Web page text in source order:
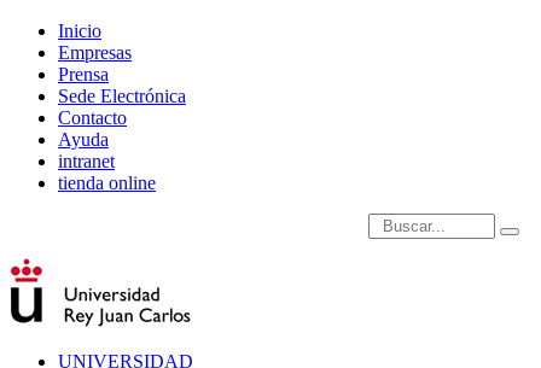
Inicio
Empresas
Prensa
Sede Electrónica
Contacto
Ayuda
intranet
tienda online
Introduce términos de
UNIVERSIDAD